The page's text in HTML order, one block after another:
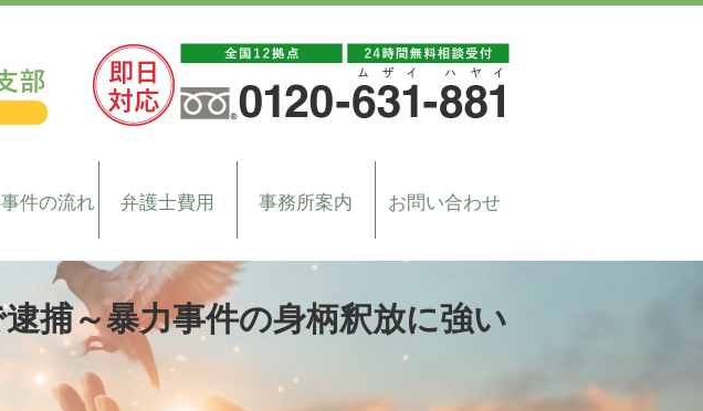
件の流れ 弁護士費用 事務所案内 お問い合わせ
捕～暴力事件の身柄釈放に強い